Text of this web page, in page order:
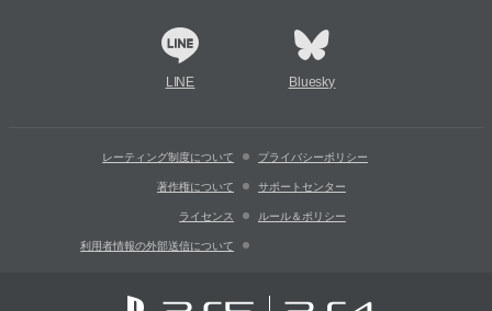
LINE Bluesky
レーティング制度について プライバシーポリシー
著作権について サポートセンター
ライセンス ルール＆ポリシー
利用者情報の外部送信について